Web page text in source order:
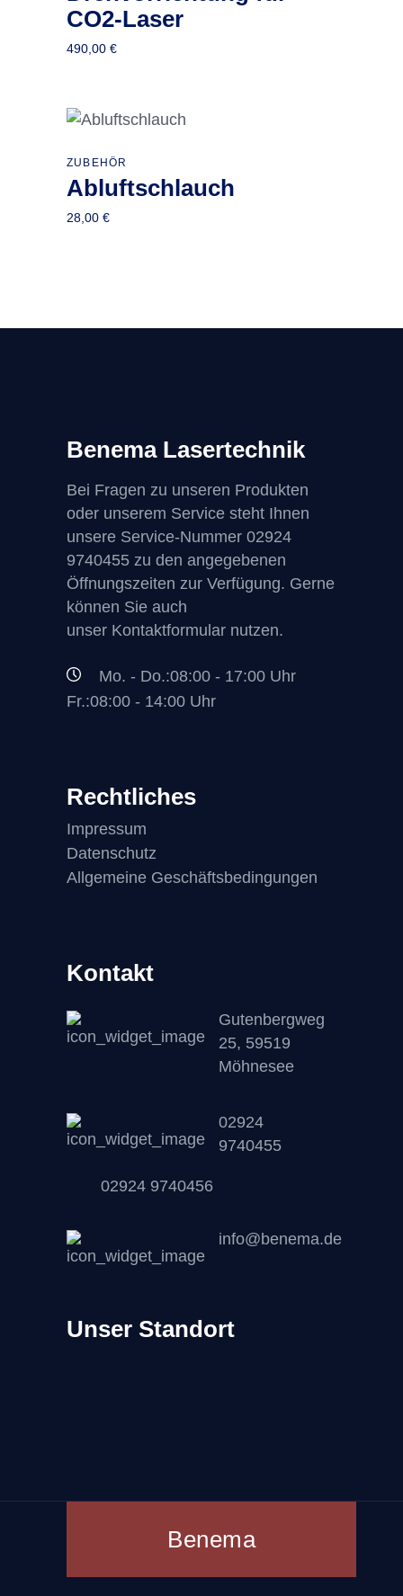
CO2-Laser
490,00 €
ZUBEHÖR
Abluftschlauch
28,00 €
Benema Lasertechnik
Bei Fragen zu unseren Produkten
oder unserem Service steht Ihnen
unsere Service-Nummer 02924
9740455 zu den angegebenen
Öffnungszeiten zur Verfügung. Gerne
können Sie auch
unser Kontaktformular nutzen.
Mo. - Do.:08:00 - 17:00 Uhr
Fr.:08:00 - 14:00 Uhr
Rechtliches
Impressum
Datenschutz
Allgemeine Geschäftsbedingungen
Kontakt
Gutenbergweg
25, 59519
Möhnesee
02924
9740455
02924 9740456
info@benema.de
Unser Standort
Benema